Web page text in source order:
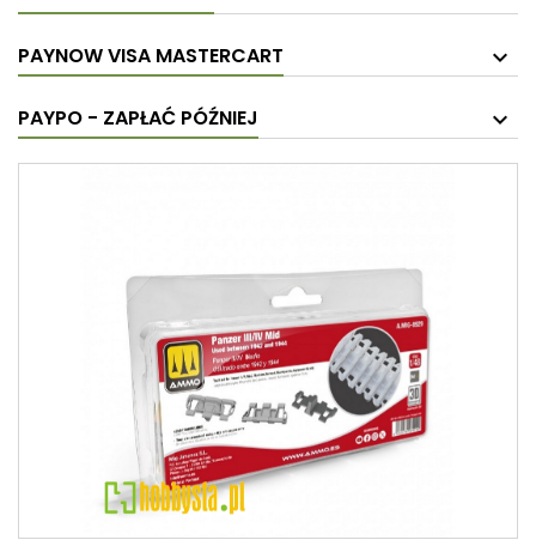
PAYNOW VISA MASTERCART
PAYPO - ZAPŁAĆ PÓŹNIEJ